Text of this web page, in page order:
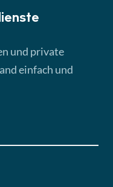
und private
einfach und